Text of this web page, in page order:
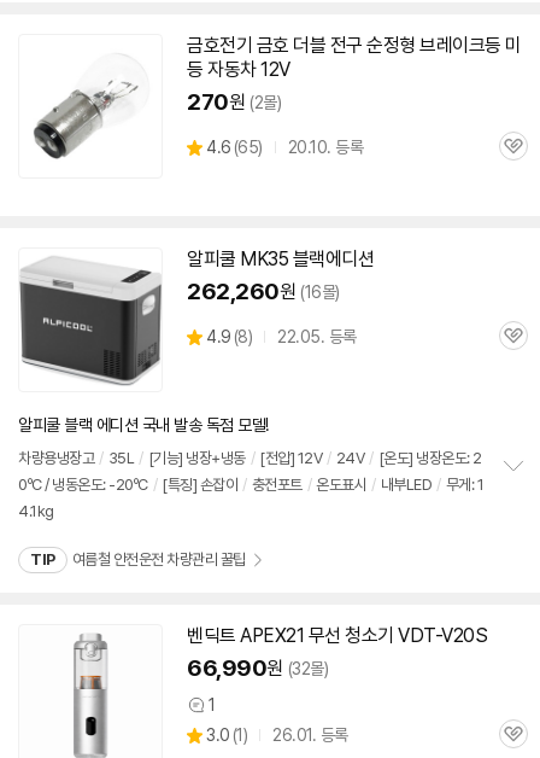
기
금호전기 금호 더블 전구 순정형 브레이크등 미
등 자동차12V
270원 (2몰)
별
4.6 (상
65) 20.10. 등록
관
알피쿨 MK35 블랙에디션
262,260원 (16몰)
별
4.9 (상
뷰
8) 22.05. 등록
관
알피쿨 블랙 에디션 국내 발송 독점 모델!
차량용냉장고 / 35L / [기능] 냉장+냉동 / [전압] 12V / 24V / [온도] 냉장온도: 2
0ºC / 냉동온도: -20ºC / [특징] 손잡이 / 충전포트 / 온도표시 / 내부LED / 무게: 1
4.1kg
TIP 여름철 안전운전 차량관리 꿀팁
벤딕트 APEX21 무선 청소기 VDT-V20S
66,990원 (32몰)
상
품
1
별
3.0 (상
1) 26.01. 등록
관